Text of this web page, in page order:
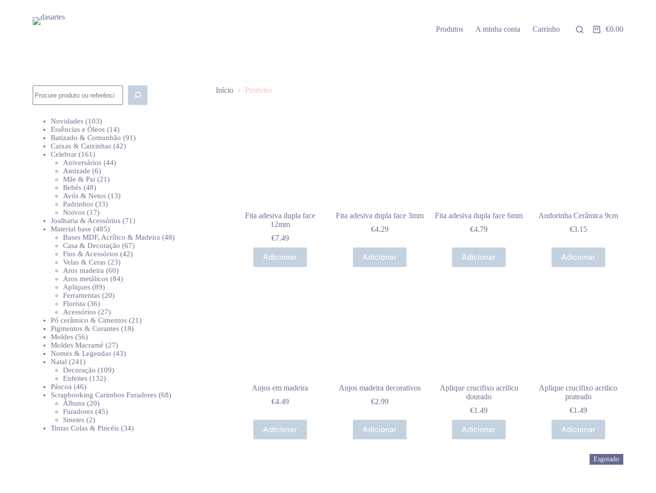
Produtos A minha conta Carrinho
Carrinho
€0.00
Início Produtos
Fita adesiva dupla face
12mm
€7.49
Adicionar
Fita adesiva dupla face 3mm
€4.29
Adicionar
Fita adesiva dupla face 6mm
€4.79
Adicionar
Andorinha Cerâmica 9cm
€3.15
Adicionar
Anjos em madeira
€4.49
Adicionar
Anjos madeira decorativos
€2.99
Adicionar
Aplique crucifixo acrilico
dourado
€1.49
Adicionar
Aplique crucifixo acrilico
prateado
€1.49
Adicionar
Esgotado
Novidades 103103
produtos
Essências e Óleos 1414
produtos
Batizado & Comunhão 9191
Caixas & Caixinhas 4242
Celebrar 161161
produtos
Aniversários 4444
Amizade 66
produtos
Mãe & Pai 2121
Bebés 4848
produtos
Avós & Netos 1313
Padrinhos 3333
Noivos 1717
produtos
Joalharia & Acessórios 7171
Material base 485485
produtos
Bases MDF, Acrílico & Madeira 4848
Casa & Decoração 6767
produtos
Fios & Acessórios 4242
Velas & Ceras 2323
produtos
Aros madeira 6060
produtos
Aros metálicos 8484
Apliques 8989
produtos
Ferramentas 2020
Florista 3636
produtos
Acessórios 2727
produtos
Pó cerâmico & Cimentos 2121
Pigmentos & Corantes 1818
Moldes 5656
produtos
Moldes Macramé 2727
produtos
Nomes & Legendas 4343
Natal 241241
produtos
Decoração 109109
Enfeites 132132
Páscoa 4646
produtos
Scrapbooking Carimbos Furadores 6868
Álbuns 2020
produtos
Furadores 4545
Sinetes 22
produtos
Tintas Colas & Pincéis 3434